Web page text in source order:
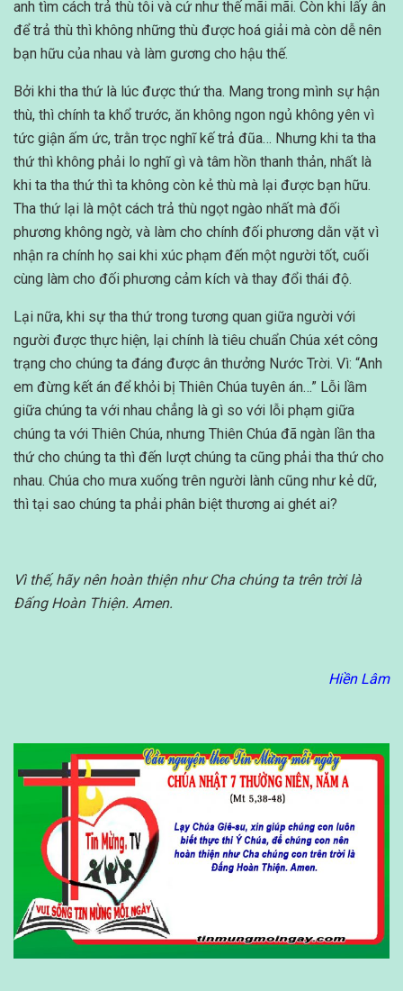
anh tìm cách trả thù tôi và cứ như thế mãi mãi. Còn khi lấy ân
để trả thù thì không những thù được hoá giải mà còn dễ nên
bạn hữu của nhau và làm gương cho hậu thế.
Bởi khi tha thứ là lúc được thứ tha. Mang trong mình sự hận
thù, thì chính ta khổ trước, ăn không ngon ngủ không yên vì
tức giận ấm ức, trằn trọc nghĩ kế trả đũa… Nhưng khi ta tha
thứ thì không phải lo nghĩ gì và tâm hồn thanh thản, nhất là
khi ta tha thứ thì ta không còn kẻ thù mà lại được bạn hữu.
Tha thứ lại là một cách trả thù ngọt ngào nhất mà đối
phương không ngờ, và làm cho chính đối phương dằn vặt vì
nhận ra chính họ sai khi xúc phạm đến một người tốt, cuối
cùng làm cho đối phương cảm kích và thay đổi thái độ.
Lại nữa, khi sự tha thứ trong tương quan giữa người với
người được thực hiện, lại chính là tiêu chuẩn Chúa xét công
trạng cho chúng ta đáng được ân thưởng Nước Trời. Vì: “Anh
em đừng kết án để khỏi bị Thiên Chúa tuyên án…” Lỗi lầm
giữa chúng ta với nhau chẳng là gì so với lỗi phạm giữa
chúng ta với Thiên Chúa, nhưng Thiên Chúa đã ngàn lần tha
thứ cho chúng ta thì đến lượt chúng ta cũng phải tha thứ cho
nhau. Chúa cho mưa xuống trên người lành cũng như kẻ dữ,
thì tại sao chúng ta phải phân biệt thương ai ghét ai?
Vì thế, hãy nên hoàn thiện như Cha chúng ta trên trời là
Đấng Hoàn Thiện. Amen.
Hiền Lâm